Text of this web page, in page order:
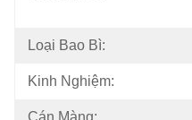
Loại Bao Bì:
Kinh Nghiệm:
Cán Màng: